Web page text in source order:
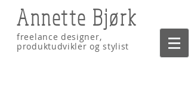
Annette Bjørk
freelance designer,
produktudvikler og stylist